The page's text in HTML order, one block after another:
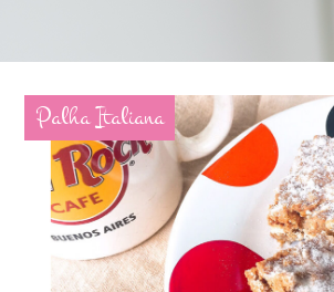
Palha Italiana